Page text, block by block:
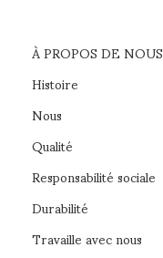
À PROPOS DE NOUS
Histoire
Nous
Qualité
Responsabilité sociale
Durabilité
Travaille avec nous